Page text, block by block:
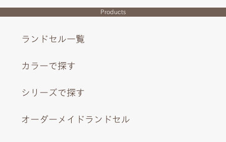
Products
ランドセル一覧
カラーで探す
シリーズで探す
オーダーメイドランドセル